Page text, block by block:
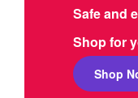
Safe and
Shop for
Shop